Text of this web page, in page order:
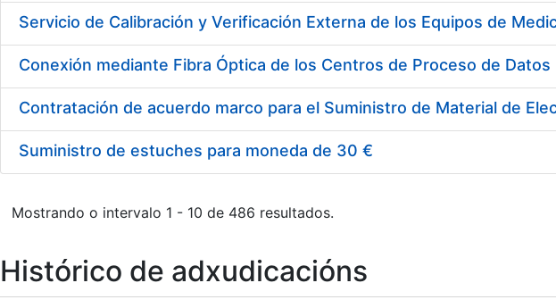
Suministro de estuches para moneda de 30 €
Mostrando o intervalo 1 - 10 de 486 resultados.
Histórico de adxudicacións